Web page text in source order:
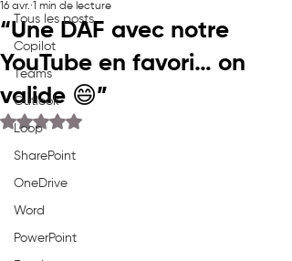
Tous les posts
Copilot
Teams
Outlook
Loop
SharePoint
OneDrive
Word
PowerPoint
“Une DAF avec notre
YouTube en favori… on
valide 😄”
16 avr. 1 min de lecture
Noté NaN étoiles sur 5.